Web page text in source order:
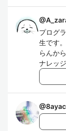
@
プログ
生です
らんか
ナレッ
@8ayac